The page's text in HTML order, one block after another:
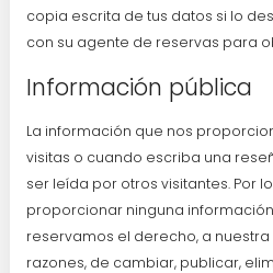
copia escrita de tus datos si lo
con su agente de reservas para
Información pública
La información que nos
visitas o cuando escriba una
ser leída por otros visitantes. Por
proporcionar ninguna
reservamos el derecho, a
razones, de cambiar, publicar,